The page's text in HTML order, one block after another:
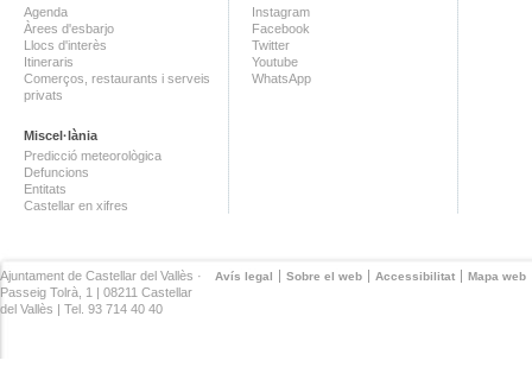
Agenda
Àrees d'esbarjo
Llocs d'interès
Itineraris
Comerços, restaurants i serveis
privats
Miscel·lània
Predicció meteorològica
Defuncions
Entitats
Castellar en xifres
Instagram
Facebook
Twitter
Youtube
WhatsApp
Avís legal Sobre el web Accessibilitat Mapa web
Ajuntament de Castellar del Vallès ·
Passeig Tolrà, 1 | 08211 Castellar
del Vallès | Tel. 93 714 40 40